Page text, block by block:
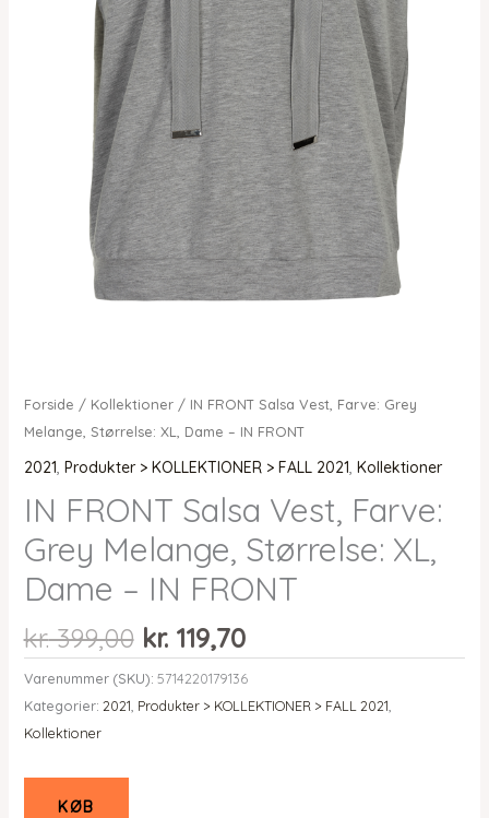
Forside / Kollektioner/ IN FRONT Salsa Vest, Farve: Grey
Melange, Størrelse: XL, Dame – IN FRONT
2021, Produkter > KOLLEKTIONER > FALL 2021, Kollektioner
IN FRONT Salsa Vest, Farve:
Grey Melange, Størrelse: XL,
Dame – IN FRONT
kr.399,00 Den
oprindelige
pris
var:
kr.119,70Den
aktuelle
pris
er:
Varenummer (SKU): 5714220179136
Kategorier: 2021 Produkter > KOLLEKTIONER > FALL 2021
Kollektioner
KØB